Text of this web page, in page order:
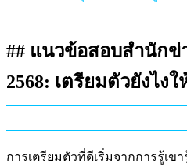
## แนวข้อสอบสำนักข่
2568: เตรียมตัวยังไง
การเตรียมตัวที่ดีเริ่มจากการรู้เข